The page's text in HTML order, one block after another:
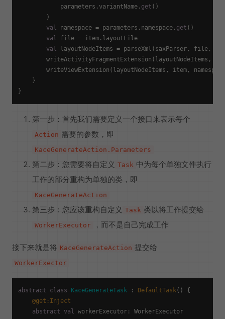
            parameters.variantName.
get ()
        )
val namespace = parameters.namespace. get ()
val file = item.layoutFile
val layoutNodeItems = parseXml(saxParser, file,
writeActivityFragmentExtension(layoutNodeItems,
writeViewExtension(layoutNodeItems, item,
    }
第一步：首先我们需要定义一个接口来表示每个
Action 需要的参数，即
KaceGenerateAction.Parameters
第二步：您需要将自定义 Task 中为每个单独文件执行
工作的部分重构为单独的类，即
KaceGenerateAction
第三步：您应该重构自定义 Task 类以将工作提交给
WorkerExecutor ，而不是自己完成工作
接下来就是将 KaceGenerateAction 提交给
WorkerExector
abstract class KaceGenerateTask : DefaultTask() {
@get:Inject
abstract
val workerExecutor: WorkerExecutor